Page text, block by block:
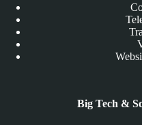
Big Tech &